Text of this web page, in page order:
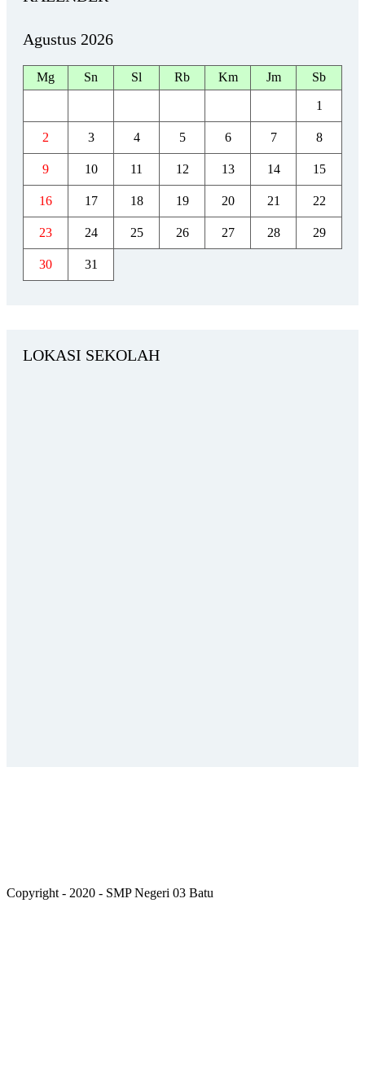
Agustus 2026
Mg Sn Sl Rb Km Jm Sb
1
2 3 4 5 6 7 8
9 10 11 12 13 14 15
16 17 18 19 20 21 22
23 24 25 26 27 28 29
30 31
LOKASI SEKOLAH
Copyright - 2020 - SMP Negeri 03 Batu